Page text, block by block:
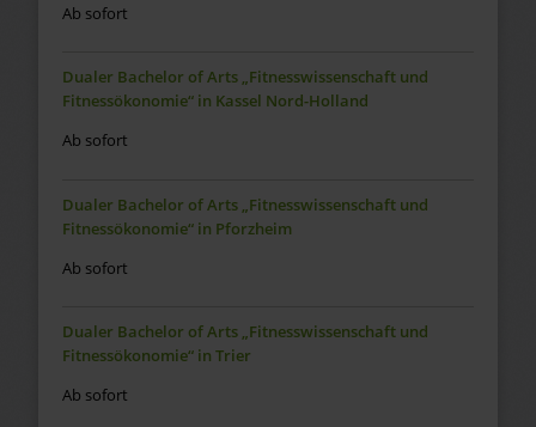
Ab sofort
Dualer Bachelor of Arts „Fitnesswissenschaft und
Fitnessökonomie“ in Kassel Nord-Holland
Ab sofort
Dualer Bachelor of Arts „Fitnesswissenschaft und
Fitnessökonomie“ in Pforzheim
Ab sofort
Dualer Bachelor of Arts „Fitnesswissenschaft und
Fitnessökonomie“ in Trier
Ab sofort